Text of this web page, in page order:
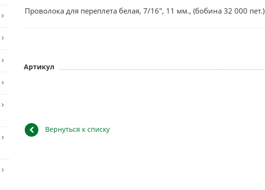
Проволока для переплета белая, 7/16", 11 мм., (бобина 32 000 пет.)
Артикул
Вернуться к списку